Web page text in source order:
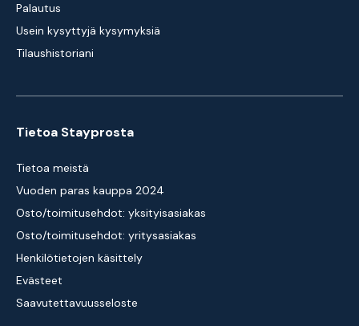
Palautus
Usein kysyttyjä kysymyksiä
Tilaushistoriani
Tietoa Stayprosta
Tietoa meistä
Vuoden paras kauppa 2024
Osto/toimitusehdot: yksityisasiakas
Osto/toimitusehdot: yritysasiakas
Henkilötietojen käsittely
Evästeet
Saavutettavuusseloste